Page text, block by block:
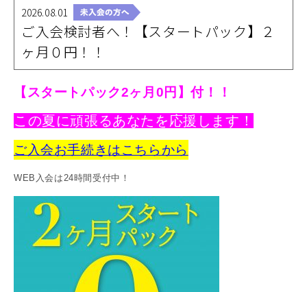
2026.08.01
ご入会検討者へ！【スタートパック】２
ヶ月０円！！
【 スタートパック2ヶ月0円】付！！
この夏に頑張るあなたを応援します！
ご入会お手続きはこちらから
WEB入会は24時間受付中！